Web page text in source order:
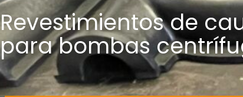
Revestimientos de
para bombas